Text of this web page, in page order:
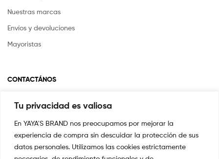
Tu privacidad es valiosa
En YAYA'S BRAND nos preocupamos por mejorar la
experiencia de compra sin descuidar la protección de sus
datos personales. Utilizamos las cookies estrictamente
Nuestras marcas
Envíos y devoluciones
Mayoristas
CONTACTÁNOS
Si tienes alguna pregunta o inquietud escríbenos a
CARRERA 8 # 14-45 SAN PEDRO
CALI, COLOMBIA